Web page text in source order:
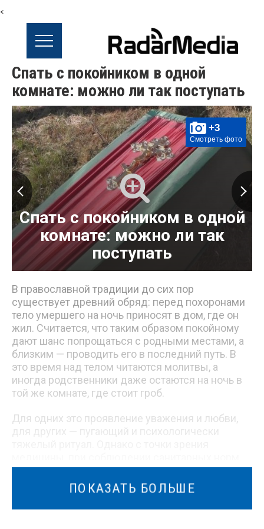
<
Спать с покойником в одной
комнате: можно ли так поступать
+3
Смотреть фото
Спать с покойником в одной
комнате: можно ли так
поступать
В православной традиции до сих пор
существует древний обряд: перед похоронами
тело умершего на ночь приносят в дом, где он
жил. Считается, что таким образом покойному
дают шанс попрощаться с родными местами, а
близким — проводить его в последний путь. В
это время над телом читаются молитвы, а
иногда родственники даже остаются на ночь в
той же комнате, где стоит гроб.
Для одних это проявление уважения и любви,
пребывание рядом с телом в закрытом гробу не
Поэтому вопрос о том, ночевать ли в комнате с
ПОКАЗАТЬ БОЛЬШЕ